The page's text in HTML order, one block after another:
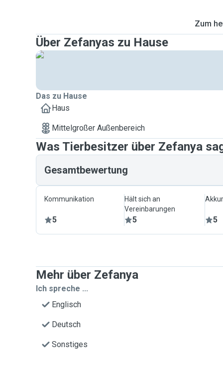
Zum
Über Zefanyas zu Hause
Das zu Hause
Haus
Mittelgroßer Außenbereich
Was Tierbesitzer über Zefanya
Gesamtbewertung
Kommunikation
5
Hält sich an
Vereinbarungen
5 5
Mehr über Zefanya
Ich spreche ...
Englisch
Deutsch
Sonstiges